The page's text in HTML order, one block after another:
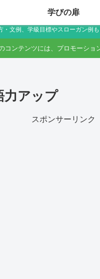
児の保護者向け家庭学習・学校生活
語のつまずきをやさしく解説しつつ
・文例、学級目標やスローガン例も
コンテンツには、プロモーショ
力アップ
スポンサーリンク
学びの扉